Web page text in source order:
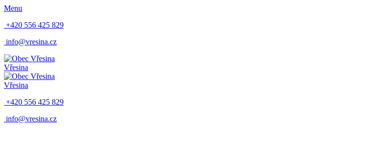
Menu
+420 556 425 829
info@vresina.cz
Vřesina
Vřesina
+420 556 425 829
info@vresina.cz